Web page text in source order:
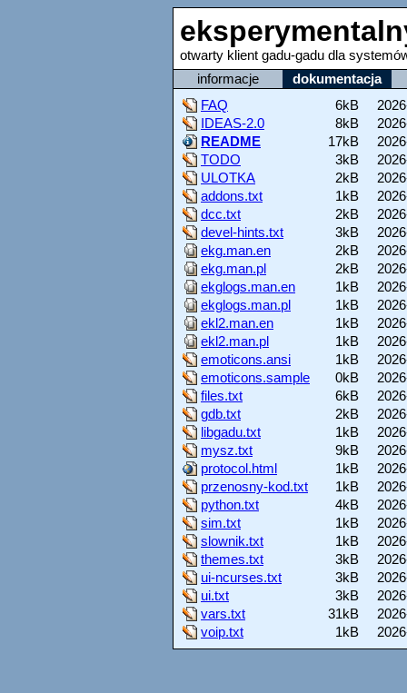
otwarty klient gadu-gadu dla
informacje
dokumentacja
FAQ
6kB
IDEAS-2.0
8kB
README
17kB
TODO
3kB
ULOTKA
2kB
addons.txt
1kB
dcc.txt
2kB
devel-hints.txt
3kB
ekg.man.en
2kB
ekg.man.pl
2kB
ekglogs.man.en
1kB
ekglogs.man.pl
1kB
ekl2.man.en
1kB
ekl2.man.pl
1kB
emoticons.ansi
1kB
emoticons.sample
0kB
files.txt
6kB
gdb.txt
2kB
libgadu.txt
1kB
mysz.txt
9kB
protocol.html
1kB
przenosny-kod.txt
1kB
python.txt
4kB
sim.txt
1kB
slownik.txt
1kB
themes.txt
3kB
ui-ncurses.txt
3kB
ui.txt
3kB
vars.txt
31kB
voip.txt
1kB